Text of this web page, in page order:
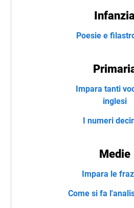
Infanzia
Poesie e
Impara tanti
inglesi
I numeri
Medie
Impara le
Come si fa